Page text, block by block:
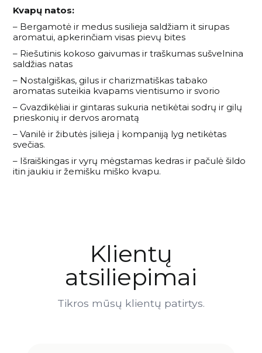
Kvapų natos:
– Bergamotė ir medus susilieja saldžiam it sirupas
aromatui, apkerinčiam visas pievų bites
– Riešutinis kokoso gaivumas ir traškumas sušvelnina
saldžias natas
– Nostalgiškas, gilus ir charizmatiškas tabako
aromatas suteikia kvapams vientisumo ir svorio
– Gvazdikėliai ir gintaras sukuria netikėtai sodrų ir gilų
prieskonių ir dervos aromatą
– Vanilė ir žibutės įsilieja į kompaniją lyg netikėtas
svečias.
– Išraiškingas ir vyrų mėgstamas kedras ir pačulė šildo
itin jaukiu ir žemišku miško kvapu.
Klientų
atsiliepimai
Tikros mūsų klientų patirtys.